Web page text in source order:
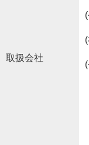
取扱会社